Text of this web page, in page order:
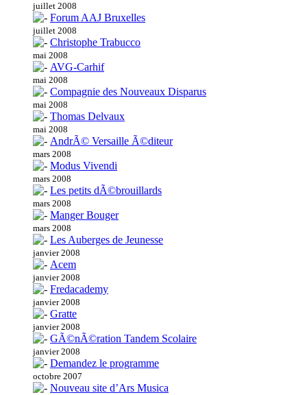
juillet 2008
Forum AAJ Bruxelles
juillet 2008
Christophe Trabucco
mai 2008
AVG-Carhif
mai 2008
Compagnie des Nouveaux Disparus
mai 2008
Thomas Delvaux
mai 2008
AndrÃ© Versaille Ã©diteur
mars 2008
Modus Vivendi
mars 2008
Les petits dÃ©brouillards
mars 2008
Manger Bouger
mars 2008
Les Auberges de Jeunesse
janvier 2008
Acem
janvier 2008
Fredacademy
janvier 2008
Gratte
janvier 2008
GÃ©nÃ©ration Tandem Scolaire
janvier 2008
Demandez le programme
octobre 2007
Nouveau site d’Ars Musica